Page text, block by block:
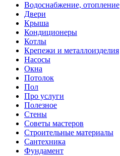
Водоснабжение, отопление
Двери
Крыша
Кондиционеры
Котлы
Крепежи и металлоизделия
Насосы
Окна
Потолок
Пол
Про услуги
Полезное
Стены
Советы мастеров
Строительные материалы
Сантехника
Фундамент